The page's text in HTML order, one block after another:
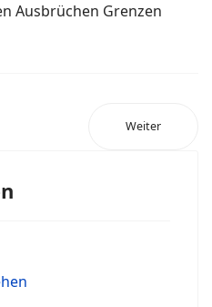
Ausbrüchen Grenzen
Weiter